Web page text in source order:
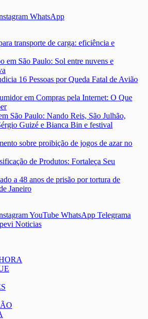
WhatsApp
transporte de carga: eficiência e
em São Paulo: Sol entre nuvens e
16 Pessoas por Queda Fatal de Avião
em Compras pela Internet: O Que
São Paulo: Nando Reis, São Julhão,
Guizé e Bianca Bin e festival
sobre proibição de jogos de azar no
de Produtos: Fortaleça Seu
a 48 anos de prisão por tortura de
Janeiro
YouTube WhatsApp Telegrama